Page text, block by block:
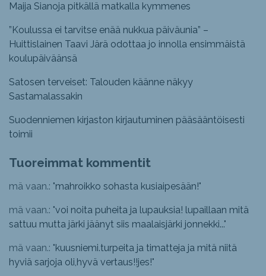
Maija Sianoja pitkällä matkalla kymmenes
”Koulussa ei tarvitse enää nukkua päiväunia” –
Huittislainen Taavi Järä odottaa jo innolla ensimmäistä
koulupäiväänsä
Satosen terveiset: Talouden käänne näkyy
Sastamalassakin
Suodenniemen kirjaston kirjautuminen pääsääntöisesti
toimii
Tuoreimmat kommentit
mä vaan.: "mahroikko sohasta kusiaipesään!"
mä vaan.: "voi noita puheita ja lupauksia! lupaillaan mitä
sattuu mutta järki jäänyt siis maalaisjärki jonnekki..."
mä vaan.: "kuusniemi.turpeita ja timatteja ja mitä niitä
hyviä sarjoja oli,hyvä vertaus!!jes!"